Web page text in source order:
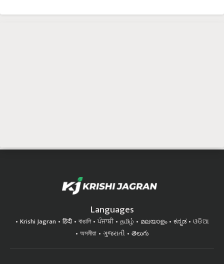
Languages
Krishi Jagran हिंदी বাঙালি ਪੰਜਾਬੀ தமிழ் മലയാളം ಕನ್ನಡ
ଓଡିଆ
অসমীয়া
ગુજરાતી తెలుగు